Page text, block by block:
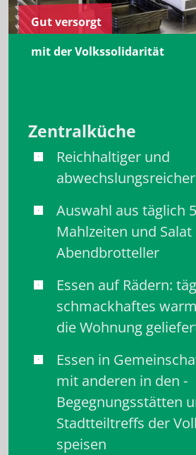
Gut versorgt
mit der Volkssolidarität
Zentralküche
Reichhaltiger und
Auswahl aus täglich
Mahlzeiten und
Abendbrotteller
Essen auf Rädern:
schmackhaftes
die Wohnung
Essen in
mit anderen in den ­
Begegnungsstätten
Stadtteiltreffs der
speisen